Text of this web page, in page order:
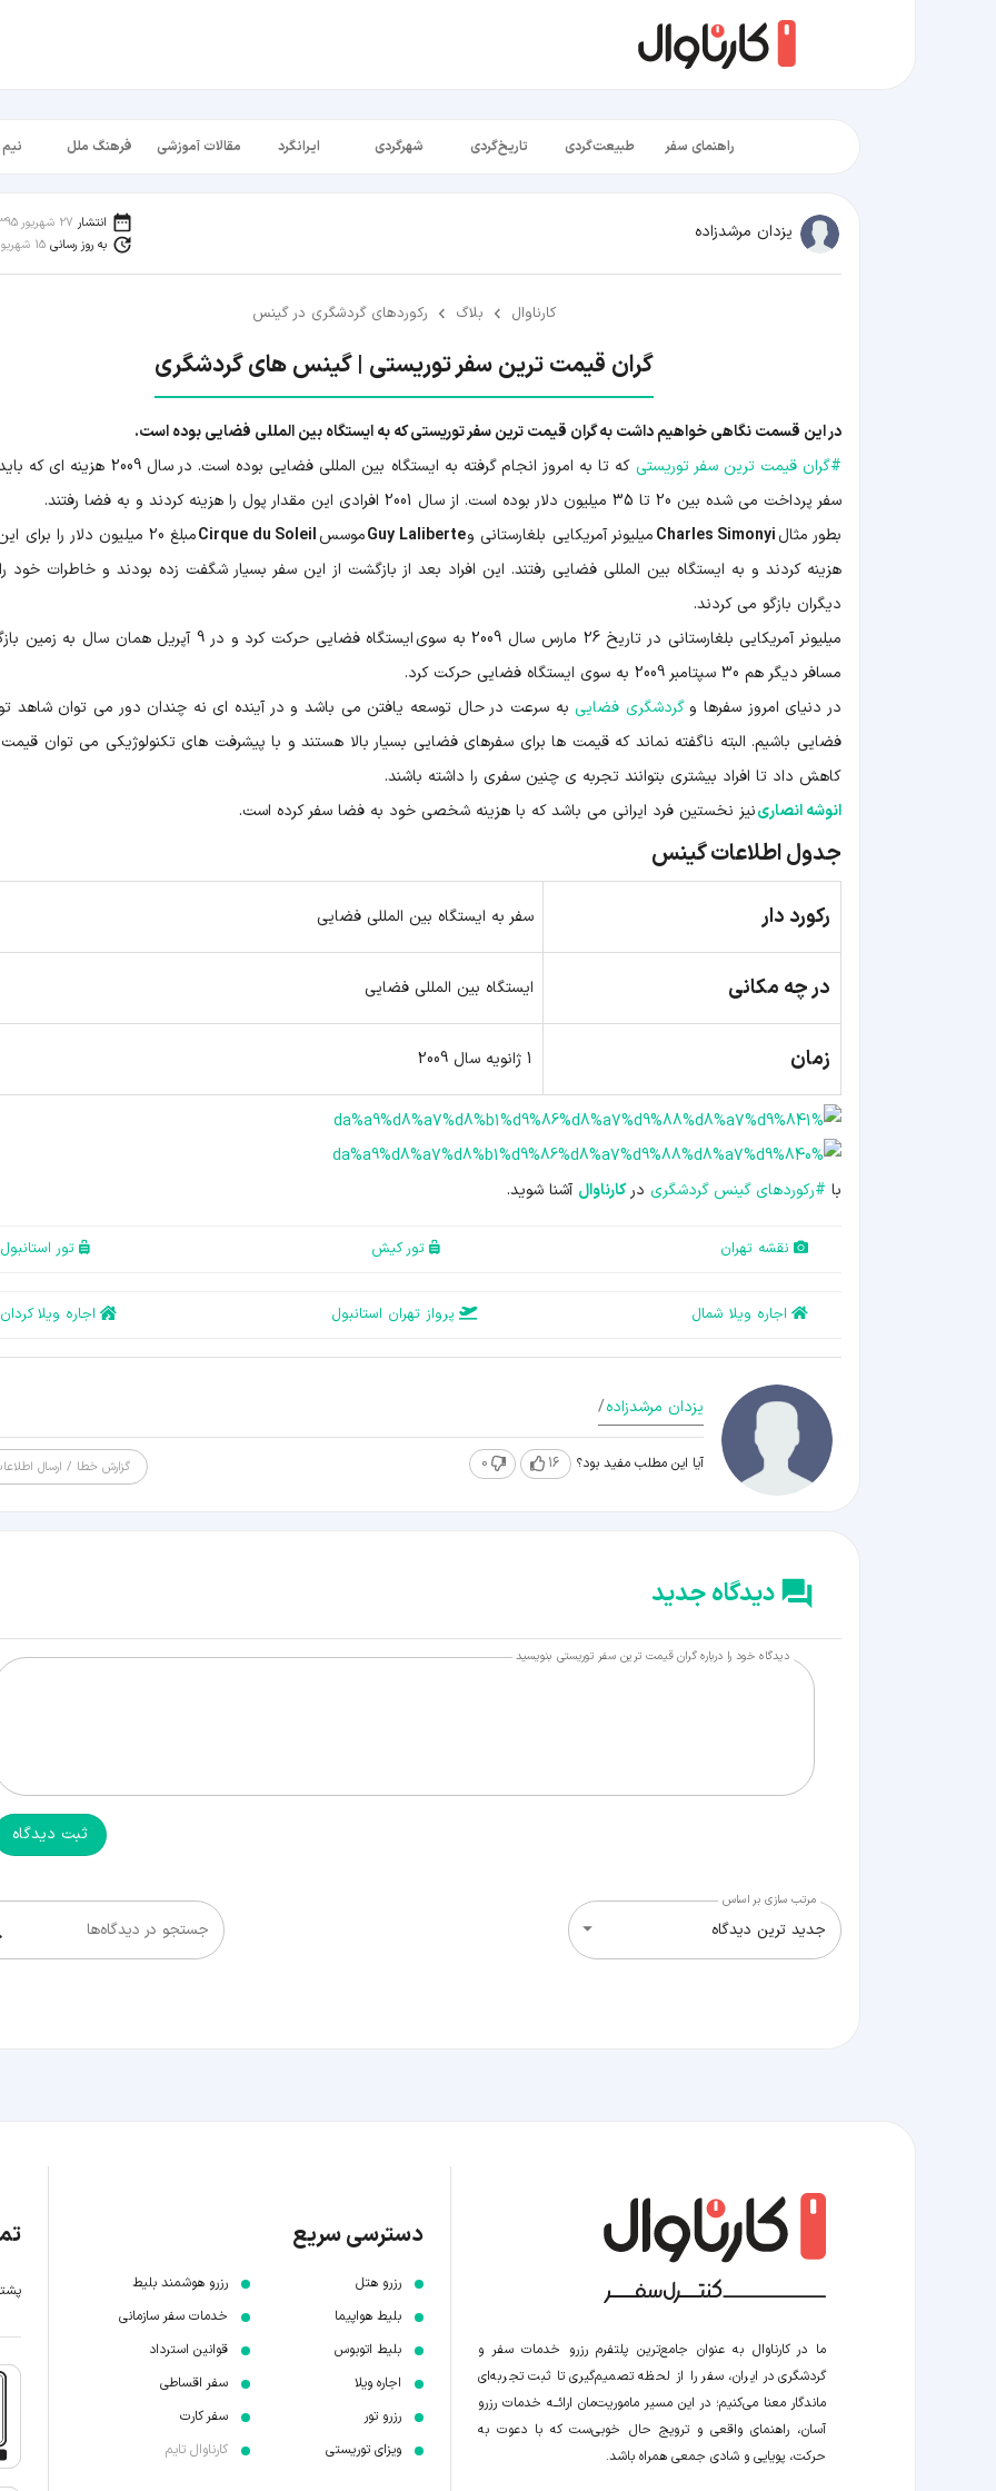
راهنمای سفر طبیعت‌گردی تاریخ‌گردی شهرگردی ایرانگرد مقالات آموزشی فرهنگ ملل
یزدان مرشدزاده انتشار 27 شهریور 1395
به روز رسانی 15 شهریور 1398
کارناوال بلاگ رکوردهای گردشگری در گینس
گران قیمت ترین سفر توریستی | گینس های گردشگری
در این قسمت نگاهی خواهیم داشت به گران قیمت ترین سفر توریستی که به ایستگاه بین المللی فضایی بوده است.
#گران قیمت ترین سفر توریستی
که تا به امروز انجام گرفته به ایستگاه بین المللی فضایی بوده است. در
سفر پرداخت می شده بین 20 تا 35 میلیون دلار بوده است. از سال 2001 افرادی این مقدار پول را هزینه کردند و به فضا رفتند.
بطور مثالCharles Simonyiمیلیونر آمریکایی بلغارستانی وGuy LaliberteموسسCirque du Soleil
مبلغ 20 میلیون دلار را برای
هزینه کردند و به ایستگاه بین المللی فضایی رفتند. این افراد بعد از بازگشت از این سفر بسیار شگفت زده بودند و خاطرات خود
دیگران بازگو می کردند.
میلیونر آمریکایی بلغارستانی در تاریخ 26 مارس سال 2009 به سوی ایستگاه فضایی حرکت کرد و در 9 آپریل
مسافر دیگر هم 30 سپتامبر 2009 به سوی ایستگاه فضایی حرکت کرد.
در دنیای امروز سفرها وگردشگری فضایی به سرعت در حال توسعه یافتن می باشد و در آینده ای نه چندان دور می توان شاهد
فضایی باشیم. البته ناگفته نماند که قیمت ها برای سفرهای فضایی بسیار بالا هستند و با پیشرفت های تکنولوژیکی می توان قیمت
کاهش داد تا افراد بیشتری بتوانند تجربه ی چنین سفری را داشته باشند.
انوشه انصارینیز نخستین فرد ایرانی می باشد که با هزینه شخصی خود به فضا سفر کرده است.
جدول اطلاعات گینس
رکورد دار سفر به ایستگاه بین المللی فضایی
در چه مکانی ایستگاه بین المللی فضایی
زمان
با #رکوردهای گینس گردشگری درکارناوال آشنا شوید.
نقشه تهران تور کیش تور استانبول
اجاره ویلا شمال پرواز تهران استانبول اجاره ویلا کردان
یزدان مرشدزاده/
آیا این مطلب مفید بود؟ 16
0 گزارش خطا / ارسال
دیدگاه جدید
دیدگاه خود را درباره گران قیمت ترین سفر توریستی بنویسید
ثبت دیدگاه
جستجو در دیدگاه‌ها
مرتب سازی بر اساس
جدید ترین دیدگاه
ما در کارناوال به عنوان جامع‌ترین پلتفرم رزرو خدمات سفر و
گردشگری در ایران، سفر را از لحظه‌ تصمیم‌گیری تا ثبت تجربه‌ای
ماندگار معنا می‌کنیم؛ در این مسیر‍ ماموریت‌مان اراﺋــﻪ خدمات رزرو
آسان، راهنمای واقعی و ترویج حال خوبی‌ست که با دعوت به
حرکت، پویایی و شادی جمعی همراه باشد.
دسترسی سریع
رزرو هتل
بلیط هواپیما
بلیط اتوبوس
اجاره ویلا
رزرو تور
ویزای توریستی
رزرو هوشمند بلیط
خدمات سفر سازمانی
قوانین استرداد
سفر اقساطی
سفر کارت
کارناوال تایم
پشتیبانی